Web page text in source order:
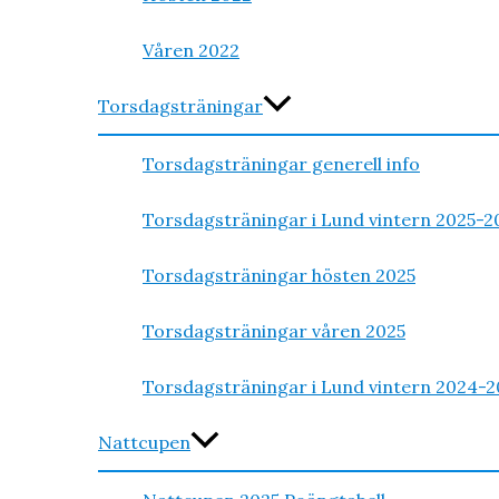
Våren 2022
Torsdagsträningar
Torsdagsträningar generell info
Torsdagsträningar i Lund vintern 2025-
Torsdagsträningar hösten 2025
Torsdagsträningar våren 2025
Torsdagsträningar i Lund vintern 2024-
Nattcupen